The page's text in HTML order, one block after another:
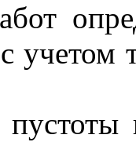
учетом